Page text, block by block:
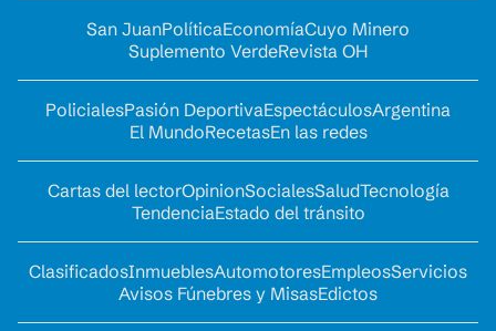
San JuanPolíticaEconomíaCuyo Minero
Suplemento VerdeRevista OH
PolicialesPasión DeportivaEspectáculosArgentina
El MundoRecetasEn las redes
Cartas del lectorOpinionSocialesSaludTecnología
TendenciaEstado del tránsito
ClasificadosInmueblesAutomotoresEmpleosServicios
Avisos Fúnebres y MisasEdictos